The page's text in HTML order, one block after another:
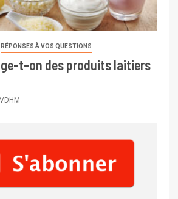
RÉPONSES À VOS QUESTIONS
t-on des produits laitiers